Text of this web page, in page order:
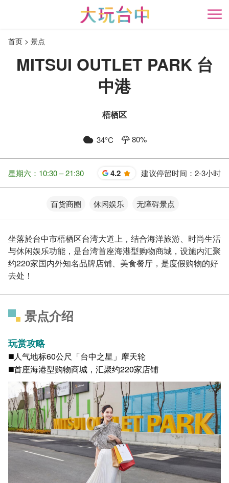
开
首页 景点
MITSUI OUTLET PARK 台
中港
梧栖区
34°C 80%
星期六：10:30 – 21:30 4.2 星 建议停留时间： 2-3小时
百货商圈 休闲娱乐 无障碍景点
坐落於台中市梧栖区台湾大道上，结合海洋旅游、时尚生活
与休闲娱乐功能，是台湾首座海港型购物商城，设施内汇聚
约220家国内外知名品牌店铺、美食餐厅，是度假购物的好
去处！
景点介绍
玩赏攻略
◼️人气地标60公尺「台中之星」摩天轮
◼️首座海港型购物商城，汇聚约220家店铺